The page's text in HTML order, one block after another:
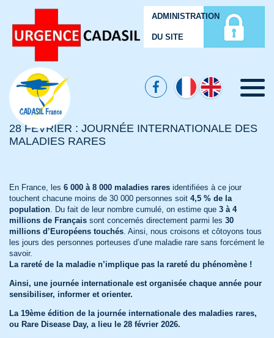
ADMINISTRATION
DU SITE
Menu
28 FÉVRIER : JOURNÉE INTERNATIONALE DES
MALADIES RARES
En France, les 6 000 à 8 000 maladies rares identifiées à ce jour
touchent chacune moins de 30 000 personnes soit 4,5 % de la
population. Du fait de leur nombre cumulé, on estime que 3 à 4
millions de Français sont concernés directement parmi les 30
millions d’Européens touchés. Ainsi, nous croisons et côtoyons tous
les jours des personnes porteuses d’une maladie rare sans forcément le
savoir.
La rareté de la maladie n’implique pas la rareté du phénomène !
Ainsi, une journée internationale est organisée chaque année pour
sensibiliser, informer et orienter.
La 19ème édition de la journée internationale des maladies rares,
ou Rare Disease Day, a lieu le 28 février 2026.